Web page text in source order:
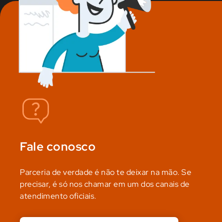
Fale conosco
Parceria de verdade é não te deixar na mão. Se
precisar, é só nos chamar em um dos canais de
atendimento oficiais.